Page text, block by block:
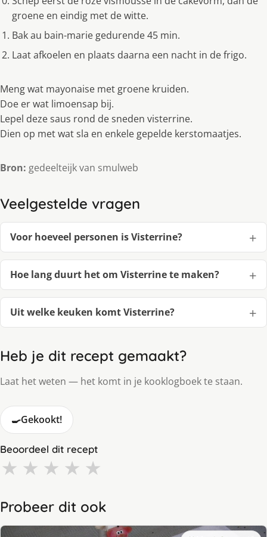
groene en eindig met de witte.
Bak au bain-marie gedurende 45 min.
Laat afkoelen en plaats daarna een nacht in de frigo.
Meng wat mayonaise met groene kruiden.
Doe er wat limoensap bij.
Lepel deze saus rond de sneden visterrine.
Dien op met wat sla en enkele gepelde kerstomaatjes.
Bron: gedeelteijk van smulweb
Veelgestelde vragen
Voor hoeveel personen is Visterrine?
Hoe lang duurt het om Visterrine te maken?
Uit welke keuken komt Visterrine?
Heb je dit recept gemaakt?
Laat het weten — het komt in je kooklogboek te staan.
🍳Gekookt!
Beoordeel dit recept
★ ★ ★ ★ ★
Probeer dit ook